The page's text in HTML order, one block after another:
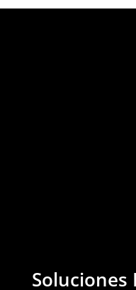
Soluciones